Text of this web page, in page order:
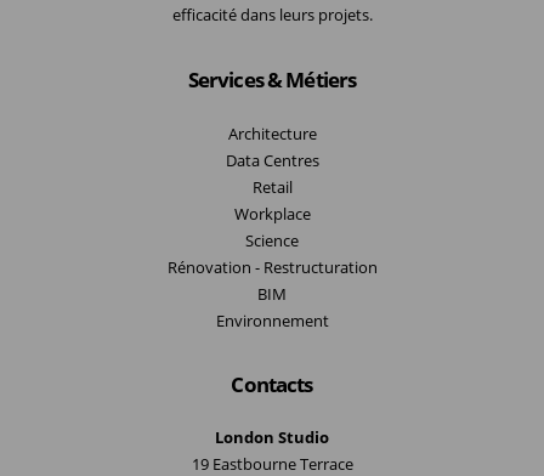
efficacité dans leurs projets.
Services & Métiers
Architecture
Data Centres
Retail
Workplace
Science
Rénovation - Restructuration
BIM
Environnement
Contacts
London Studio
19 Eastbourne Terrace